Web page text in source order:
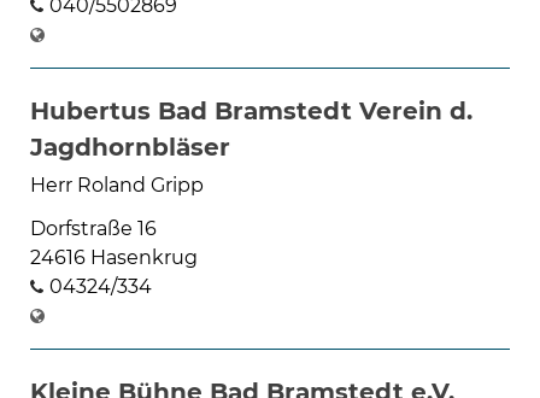
040/5502869
Hubertus Bad Bramstedt Verein d.
Jagdhornbläser
Herr Roland Gripp
Dorfstraße 16
24616 Hasenkrug
04324/334
Kleine Bühne Bad Bramstedt e.V.